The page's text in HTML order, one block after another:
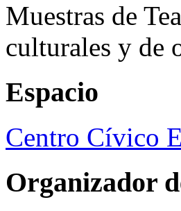
Muestras de
culturales y de
Espacio
Centro Cívico
Organizador